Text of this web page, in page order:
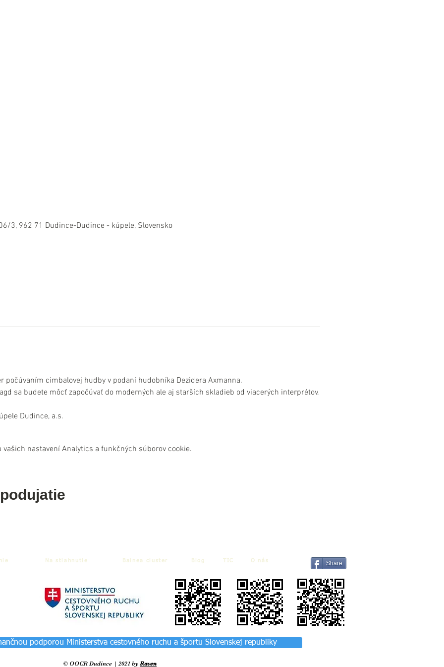
3, 962 71 Dudince-Dudince - kúpele, Slovensko
počúvaním cimbalovej hudby v podaní hudobníka Dezidera Axmanna.
sa budete môcť započúvať do moderných ale aj starších skladieb od viacerých interprétov.
Dudince, a.s.
vašich nastavení Analytics a funkčných súborov cookie.
Na stiahnutie Balnea cluster Blog TIC O nás Share
podporou Ministerstva cestovného ruchu a športu Slovenskej republiky
© OOCR Dudince | 2021 by Raven